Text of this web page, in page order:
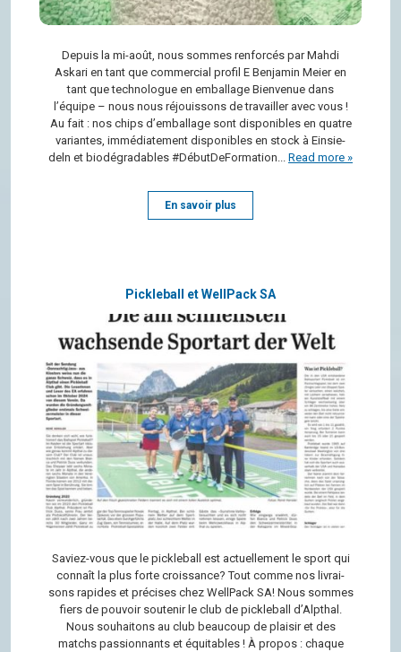
Depuis la mi-août, nous sommes ren­for­cés par Mahdi
Askari en tant que com­mer­cial pro­fil E Ben­ja­min Meier en
tant que tech­no­logue en embal­lage Bien­ve­nue dans
l’équipe – nous nous réjouis­sons de tra­vailler avec vous !
Au fait : nos chips d’em­bal­lage sont dis­po­nibles en quatre
variantes, immé­dia­te­ment dis­po­nibles en stock à Ein­sie­
deln et bio­dé­gra­dables #DébutDeFormation... Read more »
En savoir plus
Pickleball et WellPack SA
Saviez-vous que le pick­le­ball est actuel­le­ment le sport qui
connaît la plus forte crois­sance? Tout comme nos livrai­
sons rapides et pré­cises chez Well­Pack SA! Nous sommes
fiers de pou­voir sou­te­nir le club de pick­le­ball d’Alp­thal.
Nous sou­hai­tons au club beau­coup de plai­sir et des
matchs pas­sion­nants et équi­tables ! À pro­pos : chaque